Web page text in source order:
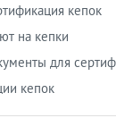
кепок
на кепки
для
кепок